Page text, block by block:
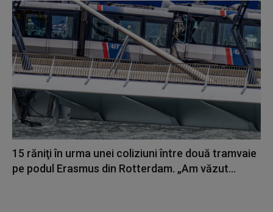
15 răniţi în urma unei coliziuni între două tramvaie
pe podul Erasmus din Rotterdam. „Am văzut...